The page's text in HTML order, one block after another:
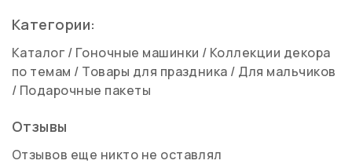
Категории:
Каталог / Гоночные машинки / Коллекции декора
по темам / Товары для праздника / Для мальчиков
/ Подарочные пакеты
Отзывы
Отзывов еще никто не оставлял